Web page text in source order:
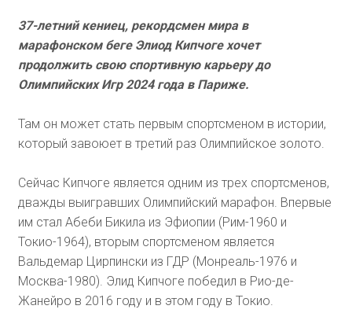
37-летний кениец, рекордсмен мира в
марафонском беге Элиод Кипчоге хочет
продолжить свою спортивную карьеру до
Олимпийских Игр 2024 года в Париже.
Там он может стать первым спортсменом в истории,
который завоюет в третий раз Олимпийское золото.
Сейчас Кипчоге является одним из трех спортсменов,
дважды выигравших Олимпийский марафон. Впервые
им стал Абеби Бикила из Эфиопии (Рим-1960 и
Токио-1964), вторым спортсменом является
Вальдемар Цирпински из ГДР (Монреаль-1976 и
Москва-1980). Элид Кипчоге победил в Рио-де-
Жанейро в 2016 году и в этом году в Токио.